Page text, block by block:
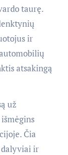
taurę.
ir
atsakingą
už
Čia
dalyviai ir